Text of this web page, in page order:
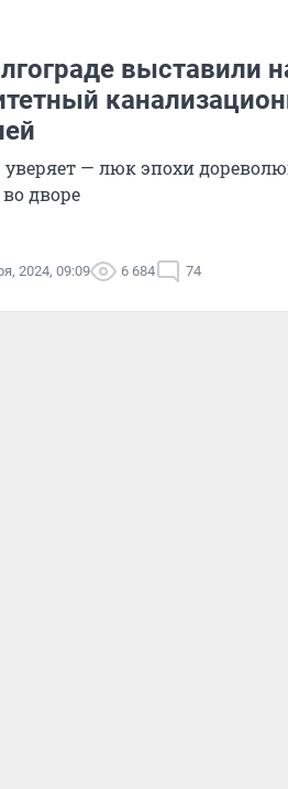
выставили
уверяет — люк эпохи
во дворе
2024, 09:09 6 684 74